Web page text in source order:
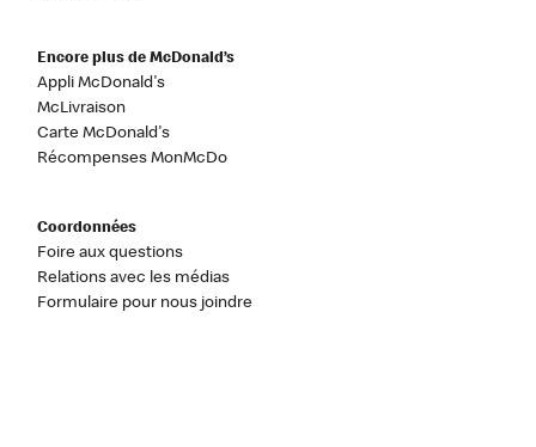
Encore plus de McDonald’s
Appli McDonald's
McLivraison
Carte McDonald's
Récompenses MonMcDo
Coordonnées
Foire aux questions
Relations avec les médias
Formulaire pour nous joindre